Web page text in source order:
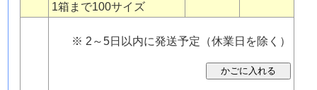
1箱まで100サイズ
※ 2～5日以内に発送予定（休業日を除く）